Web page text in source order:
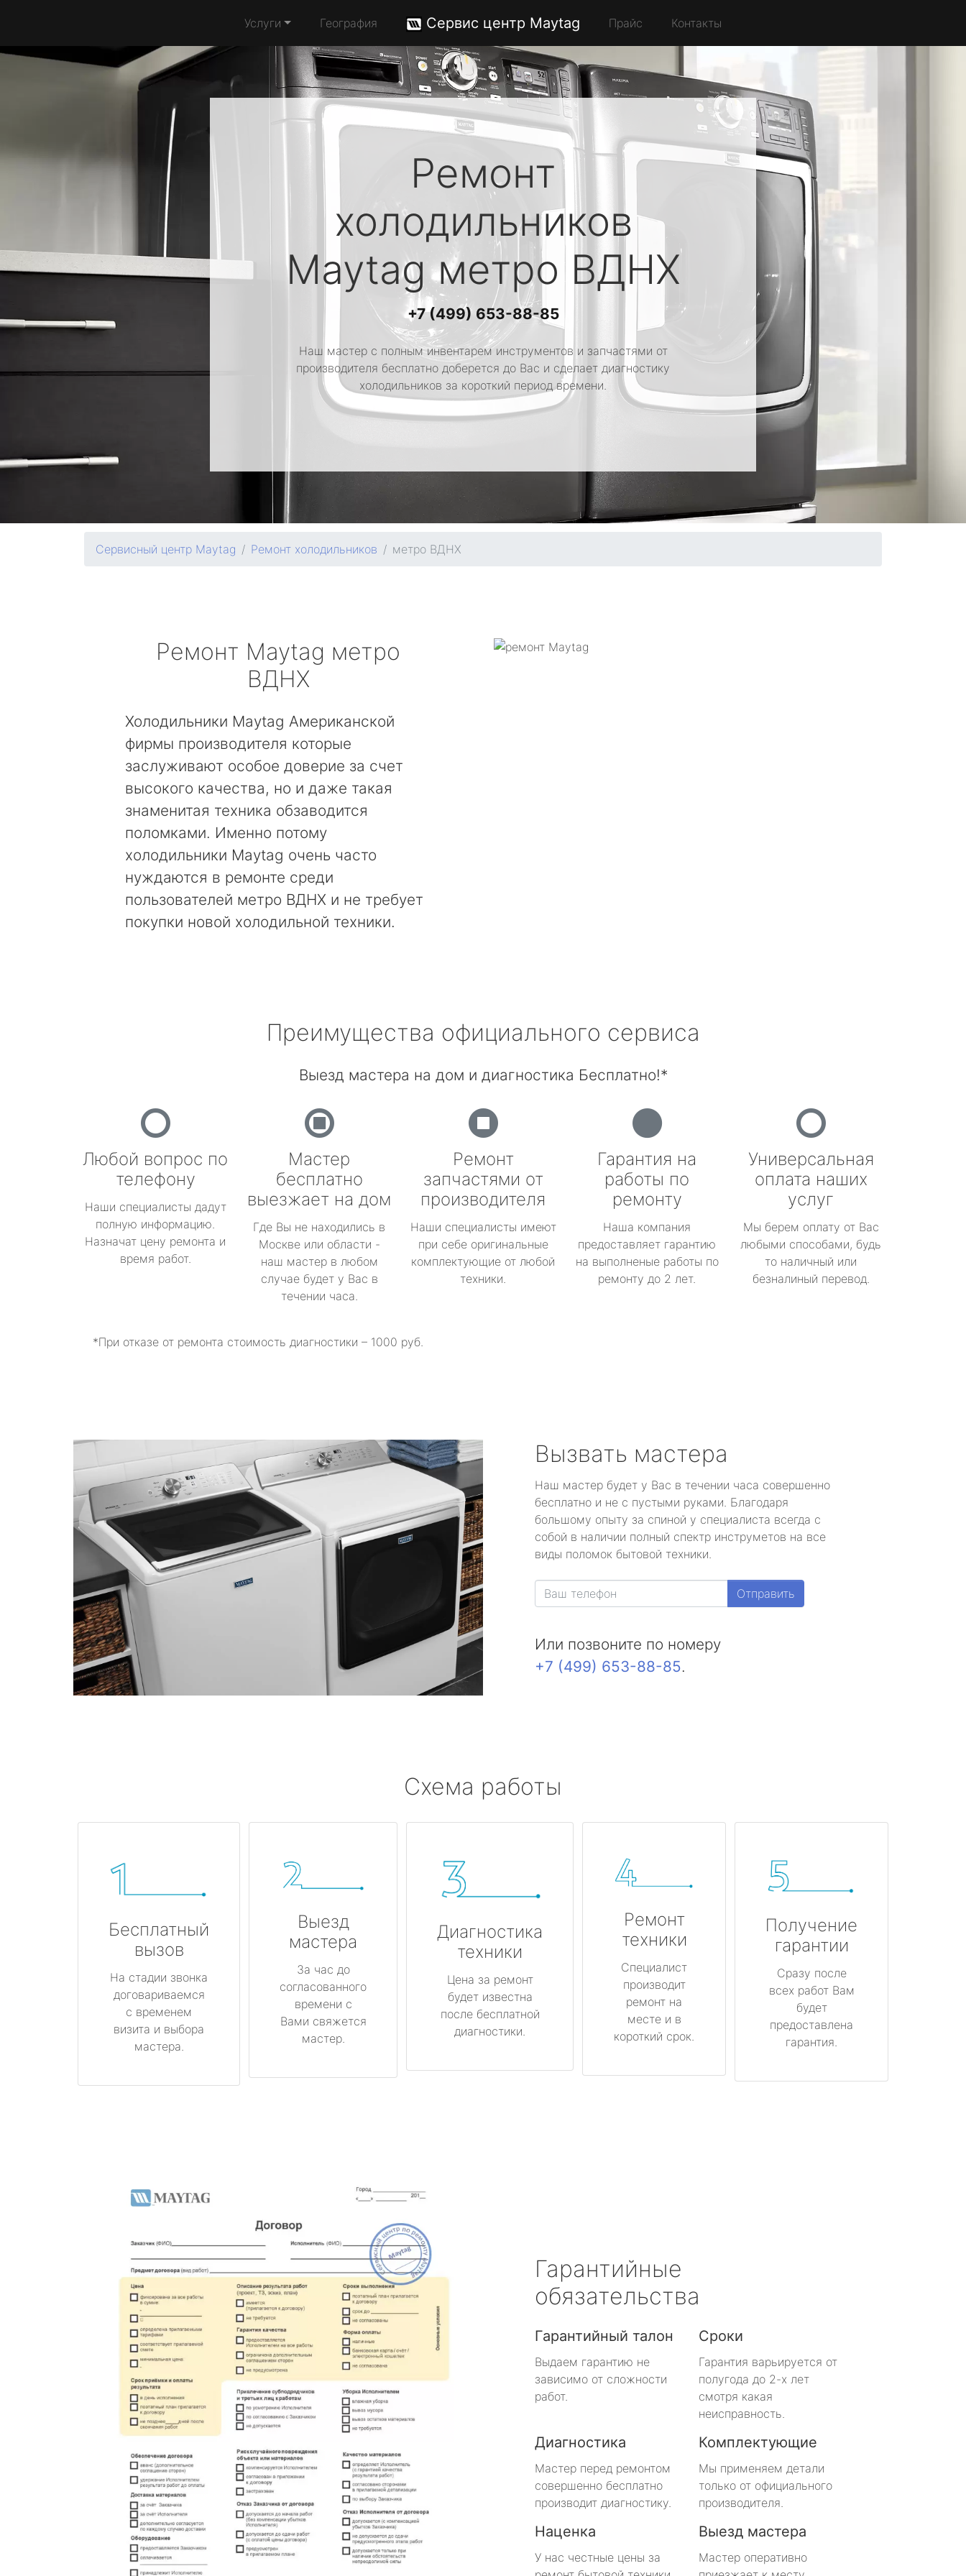
Услуги География Сервис центр Maytag Прайс Контакты
Ремонт
холодильников
Maytagметро ВДНХ
+7 (499) 653-88-85
Наш мастер с полным инвентарем инструментов и запчастями от
производителя бесплатно доберется до Вас и сделает диагностику
холодильников за короткий период времени.
Сервисный центр Maytag Ремонт холодильников метро ВДНХ
Ремонт Maytag метро
ВДНХ
Холодильники Maytag Американской
фирмы производителя которые
заслуживают особое доверие за счет
высокого качества, но и даже такая
знаменитая техника обзаводится
поломками. Именно потому
холодильники Maytag очень часто
нуждаются в ремонте среди
пользователей метро ВДНХ и не требует
покупки новой холодильной техники.
Преимущества официального сервиса
Выезд мастера на дом и диагностика Бесплатно!*
Любой вопрос по
телефону
Наши специалисты дадут
полную информацию.
Назначат цену ремонта и
время работ.
Мастер
бесплатно
выезжает на дом
Где Вы не находились в
Москве или области -
наш мастер в любом
случае будет у Вас в
течении часа.
Ремонт
запчастями от
производителя
Наши специалисты имеют
при себе оригинальные
комплектующие от любой
техники.
Гарантия на
работы по
ремонту
Наша компания
предоставляет гарантию
на выполненые работы по
ремонту до 2 лет.
Универсальная
оплата наших
услуг
Мы берем оплату от Вас
любыми способами, будь
то наличный или
безналиный перевод.
*При отказе от ремонта стоимость диагностики – 1000 руб.
Вызвать мастера
Наш мастер будет у Вас в течении часа совершенно
бесплатно и не с пустыми руками. Благодаря
большому опыту за спиной у специалиста всегда с
собой в наличии полный спектр инструметов на все
виды поломок бытовой техники.
Отправить
Или позвоните по номеру
+7 (499) 653-88-85.
Схема работы
Бесплатный
вызов
На стадии звонка
договариваемся
с временем
визита и выбора
мастера.
Выезд
мастера
За час до
согласованного
времени с
Вами свяжется
мастер.
Диагностика
техники
Цена за ремонт
будет известна
после бесплатной
диагностики.
Ремонт
техники
Специалист
производит
ремонт на
месте и в
короткий срок.
Получение
гарантии
Сразу после
всех работ Вам
будет
предоставлена
гарантия.
Гарантийные
обязательства
Гарантийный талон
Выдаем гарантию не
зависимо от сложности
работ.
Сроки
Гарантия варьируется от
полугода до 2-х лет
смотря какая
неисправность.
Диагностика
Мастер перед ремонтом
совершенно бесплатно
производит диагностику.
Комплектующие
Мы применяем детали
только от официального
производителя.
Наценка
У нас честные цены за
Выезд мастера
Мастер оперативно